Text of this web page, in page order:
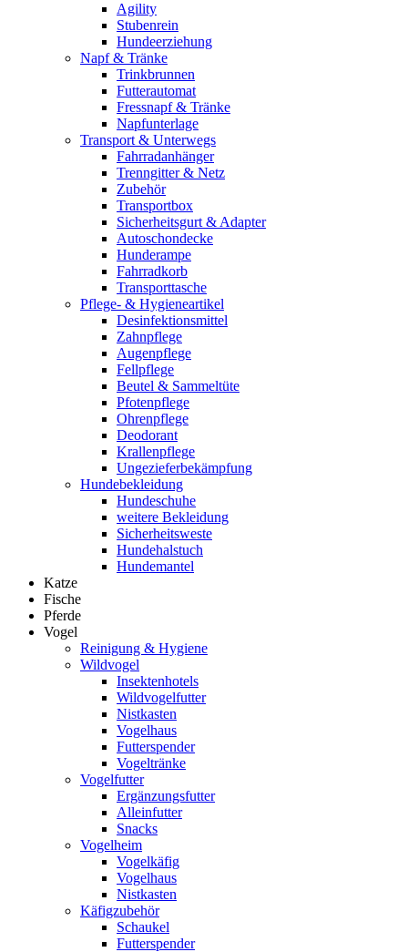
Agility
Stubenrein
Hundeerziehung
Napf & Tränke
Trinkbrunnen
Futterautomat
Fressnapf & Tränke
Napfunterlage
Transport & Unterwegs
Fahrradanhänger
Trenngitter & Netz
Zubehör
Transportbox
Sicherheitsgurt & Adapter
Autoschondecke
Hunderampe
Fahrradkorb
Transporttasche
Pflege- & Hygieneartikel
Desinfektionsmittel
Zahnpflege
Augenpflege
Fellpflege
Beutel & Sammeltüte
Pfotenpflege
Ohrenpflege
Deodorant
Krallenpflege
Ungezieferbekämpfung
Hundebekleidung
Hundeschuhe
weitere Bekleidung
Sicherheitsweste
Hundehalstuch
Hundemantel
Katze
Fische
Pferde
Vogel
Reinigung & Hygiene
Wildvogel
Insektenhotels
Wildvogelfutter
Nistkasten
Vogelhaus
Futterspender
Vogeltränke
Vogelfutter
Ergänzungsfutter
Alleinfutter
Snacks
Vogelheim
Vogelkäfig
Vogelhaus
Nistkasten
Käfigzubehör
Schaukel
Futterspender